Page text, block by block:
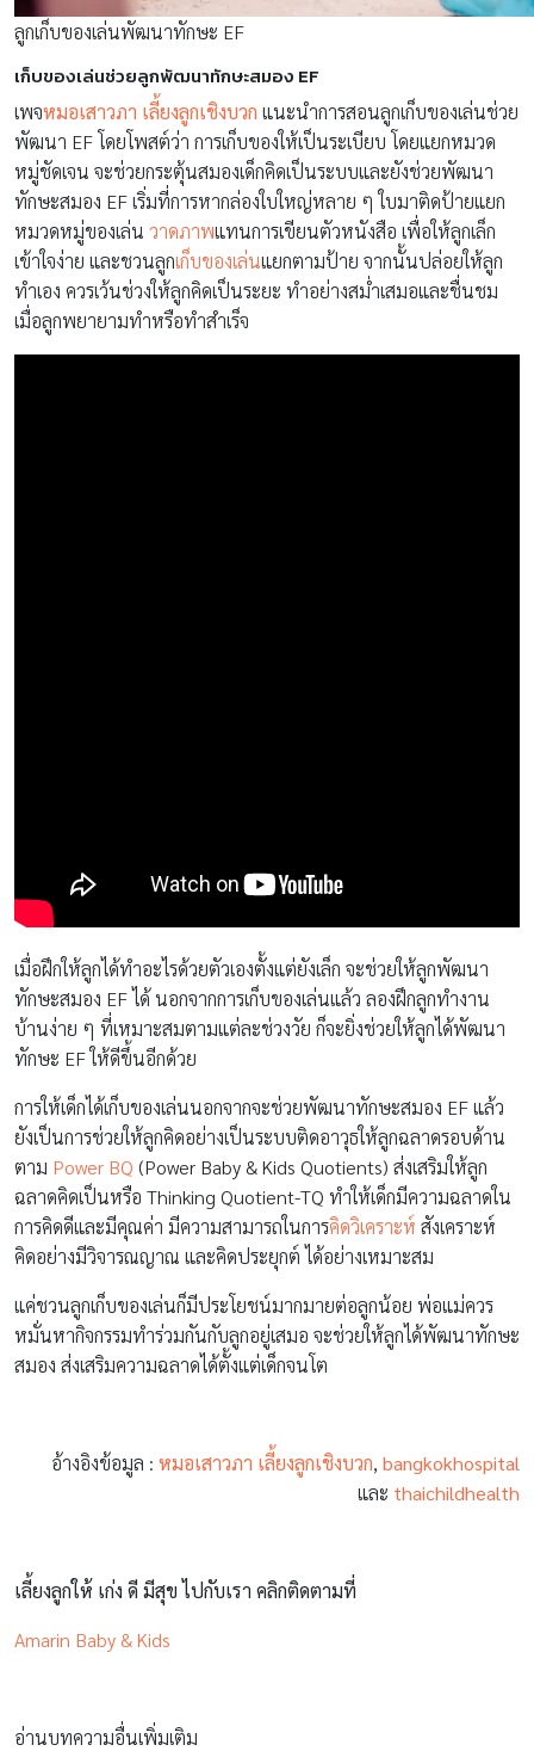
ลูกเก็บของเล่นพัฒนาทักษะ EF
เก็บของเล่นช่วยลูกพัฒนาทักษะสมอง EF
เพจหมอเสาวภา เลี้ยงลูกเชิงบวก แนะนำการสอนลูกเก็บของเล่นช่วย
พัฒนา EF โดยโพสต์ว่า การเก็บของให้เป็นระเบียบ โดยแยกหมวด
หมู่ชัดเจน จะช่วยกระตุ้นสมองเด็กคิดเป็นระบบและยังช่วยพัฒนา
ทักษะสมอง EF เริ่มที่การหากล่องใบใหญ่หลาย ๆ ใบมาติดป้ายแยก
หมวดหมู่ของเล่น วาดภาพแทนการเขียนตัวหนังสือ เพื่อให้ลูกเล็ก
เข้าใจง่าย และชวนลูกเก็บของเล่นแยกตามป้าย จากนั้นปล่อยให้ลูก
ทำเอง ควรเว้นช่วงให้ลูกคิดเป็นระยะ ทำอย่างสม่ำเสมอและชื่นชม
เมื่อลูกพยายามทำหรือทำสำเร็จ
เมื่อฝึกให้ลูกได้ทำอะไรด้วยตัวเองตั้งแต่ยังเล็ก จะช่วยให้ลูกพัฒนา
ทักษะสมอง EF ได้ นอกจากการเก็บของเล่นแล้ว ลองฝึกลูกทำงาน
บ้านง่าย ๆ ที่เหมาะสมตามแต่ละช่วงวัย ก็จะยิ่งช่วยให้ลูกได้พัฒนา
ทักษะ EF ให้ดีขึ้นอีกด้วย
การให้เด็กได้เก็บของเล่นนอกจากจะช่วยพัฒนาทักษะสมอง EF แล้ว
ยังเป็นการช่วยให้ลูกคิดอย่างเป็นระบบติดอาวุธให้ลูกฉลาดรอบด้าน
ตาม Power BQ (Power Baby & Kids Quotients) ส่งเสริมให้ลูก
ฉลาดคิดเป็นหรือ Thinking Quotient-TQ ทำให้เด็กมีความฉลาดใน
การคิดดีและมีคุณค่า มีความสามารถในการคิดวิเคราะห์ สังเคราะห์
คิดอย่างมีวิจารณญาณ และคิดประยุกต์ ได้อย่างเหมาะสม
แค่ชวนลูกเก็บของเล่นก็มีประโยชน์มากมายต่อลูกน้อย พ่อแม่ควร
หมั่นหากิจกรรมทำร่วมกันกับลูกอยู่เสมอ จะช่วยให้ลูกได้พัฒนาทักษะ
สมอง ส่งเสริมความฉลาดได้ตั้งแต่เด็กจนโต
อ้างอิงข้อมูล : หมอเสาวภา เลี้ยงลูกเชิงบวก, bangkokhospital
และ thaichildhealth
เลี้ยงลูกให้ เก่ง ดี มีสุข ไปกับเรา คลิกติดตามที่
Amarin Baby & Kids
อ่านบทความอื่นเพิ่มเติม